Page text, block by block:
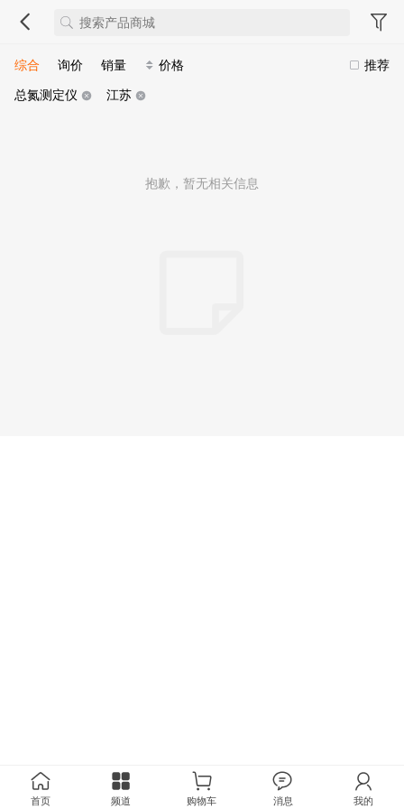
推荐
综合 询价 销量
价格
总氮测定仪
江苏
抱歉，暂无相关信息
首页 频道 购物车 消息 我的